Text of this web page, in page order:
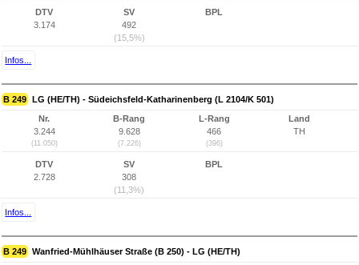
DTV
3.174
SV
492
(15,5%)
BPL
Infos...
B 249 LG (HE/TH) - Südeichsfeld-Katharinenberg (L 2104/K 501)
Nr.
3.244
(11.050)
B-Rang
9.628
(7.226)
L-Rang
466
(396)
Land
TH
DTV
2.728
SV
308
(11,3%)
BPL
Infos...
B 249 Wanfried-Mühlhäuser Straße (B 250) - LG (HE/TH)